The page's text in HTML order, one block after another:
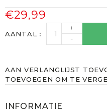
€29,99
AANTAL
+
-
AAN VERLANGLIJST
TOEVOEGEN OM TE
INFORMATIE